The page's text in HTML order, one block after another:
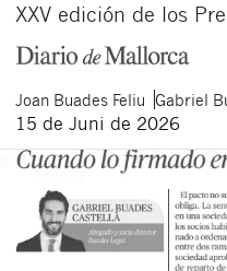
XXV edición de los
Joan Buades Feliu Gabriel
15 de Juni de 2026